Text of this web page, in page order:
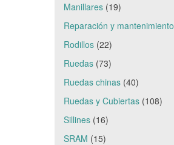
Manillares(19)
Reparación y mantenimiento
Rodillos(22)
Ruedas(73)
Ruedas chinas(40)
Ruedas y Cubiertas(108)
Sillines(16)
SRAM (15)